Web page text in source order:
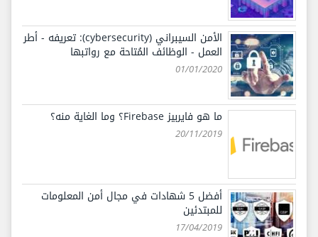
الأمن السيبراني (cybersecurity): تعريفه - أطر
العمل - الوظائف المُتاحة مع رواتبها
01/01/2020
ما هو فايربيز Firebase؟ وما الغاية منه؟
20/11/2019
أفضل 5 شهادات في مجال أمن المعلومات
للمبتدئين
17/04/2019